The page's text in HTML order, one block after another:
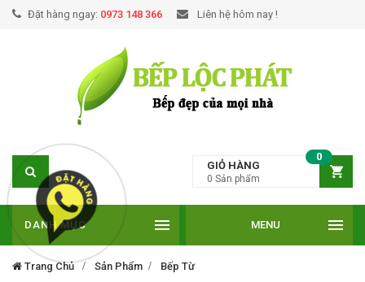
Đặt hàng ngay: 0973 148 366 Liên hệ hôm nay !
GIỎ HÀNG
0
0 Sản phẩm
DANH MỤC MENU
Trang Chủ Sản Phẩm Bếp Từ